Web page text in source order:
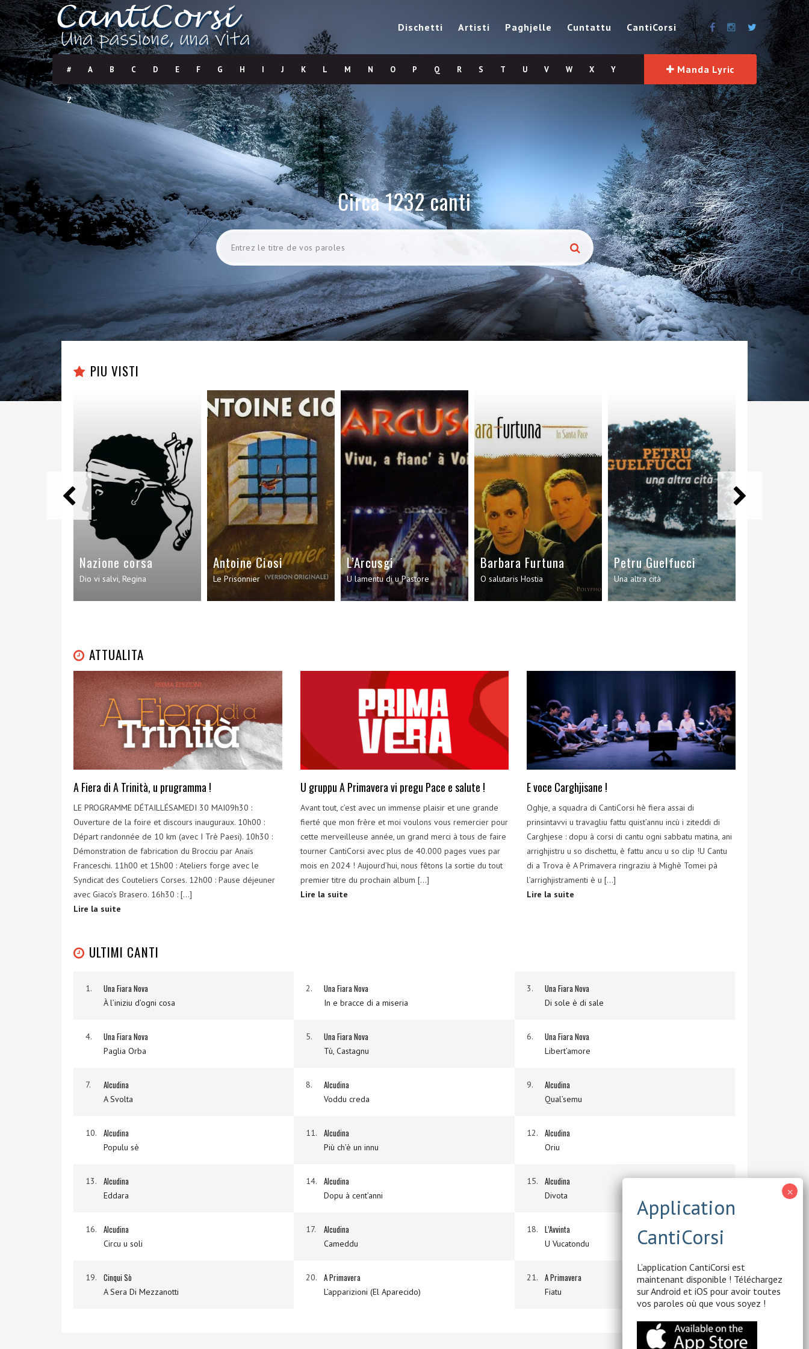
Dischetti Artisti Paghjelle Cuntattu CantiCorsi
# A B C D E F G H I J K L M N O P Q R S T U V W X Y
Z
Manda Lyric
Circa 1232 canti
PIU VISTI
Nazione corsa
Dio vi salvi, Regina
Antoine Ciosi
Le Prisonnier
L’Arcusgi
U lamentu di u Pastore
Barbara Furtuna
O salutaris Hostia
Petru Guelfucci
Una altra cità
ATTUALITA
A Fiera di A Trinità, u prugramma !
LE PROGRAMME DÉTAILLÉSAMEDI 30 MAI09h30 :
Ouverture de la foire et discours inauguraux. 10h00 :
Départ randonnée de 10 km (avec I Trè Paesi). 10h30 :
Démonstration de fabrication du Brocciu par Anaïs
Franceschi. 11h00 et 15h00 : Ateliers forge avec le
Syndicat des Couteliers Corses. 12h00 : Pause déjeuner
avec Giaco’s Brasero. 16h30 : […]
Lire la suite
U gruppu A Primavera vi pregu Pace e salute !
Avant tout, c’est avec un immense plaisir et une grande
fierté que mon frère et moi voulons vous remercier pour
cette merveilleuse année, un grand merci à tous de faire
tourner CantiCorsi avec plus de 40.000 pages vues par
mois en 2024 ! Aujourd’hui, nous fêtons la sortie du tout
premier titre du prochain album […]
Lire la suite
E voce Carghjisane !
Oghje, a squadra di CantiCorsi hè fiera assai di
prinsintavvi u travagliu fattu quist’annu incù i ziteddi di
Carghjese : dopu à corsi di cantu ogni sabbatu matina, ani
arrighjistru u so dischettu, è fattu ancu u so clip !U Cantu
di a Trova è A Primavera ringraziu à Mighè Tomei pà
l’arrighjistramenti è u […]
Lire la suite
ULTIMI CANTI
1. Una Fiara Nova
À l’iniziu d’ogni cosa
2. Una Fiara Nova
In e bracce di a miseria
3. Una Fiara Nova
Di sole è di sale
4. Una Fiara Nova
Paglia Orba
5. Una Fiara Nova
Tù, Castagnu
6. Una Fiara Nova
Libert’amore
7. Alcudina
A Svolta
8. Alcudina
Voddu creda
9. Alcudina
Qual’semu
10. Alcudina
Populu sè
11. Alcudina
Più ch’è un innu
12. Alcudina
Oriu
13. Alcudina
Eddara
14. Alcudina
Dopu à cent’anni
15. Alcudina
Divota
16. Alcudina
Circu u soli
17. Alcudina
Cameddu
18. L’Avvinta
U Vucatondu
19. Cinqui Sò
A Sera Di Mezzanotti
20. A Primavera
L’apparizioni (El Aparecido)
21. A Primavera
Fiatu
L’application CantiCorsi est
maintenant disponible ! Téléchargez
sur Android et iOS pour avoir toutes
vos paroles où que vous soyez !